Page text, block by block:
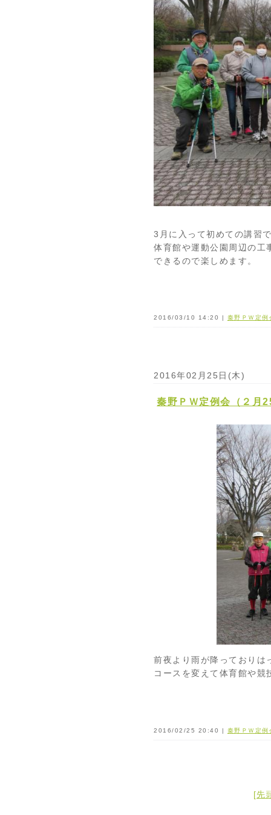
3月に入って初めての講習
体育館や運動公園周辺の工
できるので楽しめます。
2016/03/10 14:20 | 秦野ＰＷ定例
2016年02月25日(木)
秦野ＰＷ定例会（２月
前夜より雨が降っておりは
コースを変えて体育館や
2016/02/25 20:40 | 秦野ＰＷ定例
[先